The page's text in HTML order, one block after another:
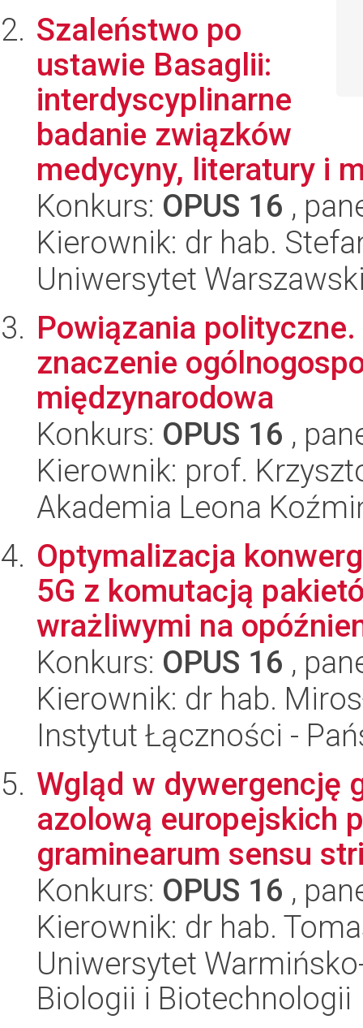
Szaleństwo po
ustawie Basaglii:
interdyscyplinarne
badanie związków
medycyny, literatury i
Konkurs: OPUS 16 ,
Kierownik: dr hab.
Uniwersytet
Powiązania
znaczenie
międzynarodowa
Konkurs: OPUS 16 ,
Kierownik: prof.
Akademia Leona
Optymalizacja
5G z komutacją
wrażliwymi na
Konkurs: OPUS 16 ,
Kierownik: dr hab.
Instytut Łączności -
Wgląd w dywergencję
azolową europejskich
graminearum sensu
Konkurs: OPUS 16 ,
Kierownik: dr hab.
Uniwersytet
Biologii i Biotechnologii